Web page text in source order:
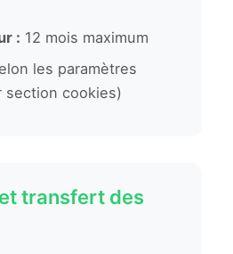
: 12 mois maximum
les paramètres
section cookies)
transfert des